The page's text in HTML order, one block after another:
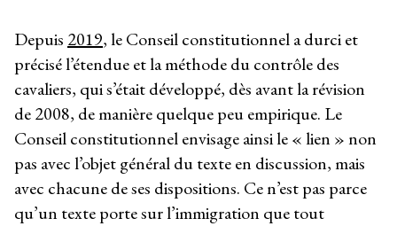
Depuis 2019, le Conseil constitutionnel a durci et
précisé l’étendue et la méthode du contrôle des
cavaliers, qui s’était développé, dès avant la révision
de 2008, de manière quelque peu empirique. Le
Conseil constitutionnel envisage ainsi le « lien » non
pas avec l’objet général du texte en discussion, mais
avec chacune de ses dispositions. Ce n’est pas parce
qu’un texte porte sur l’immigration que tout